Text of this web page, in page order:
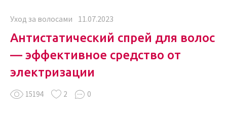
Уход за волосами 11.07.2023
15194 2 0
Антистатический спрей для волос
— эффективное средство от
электризации